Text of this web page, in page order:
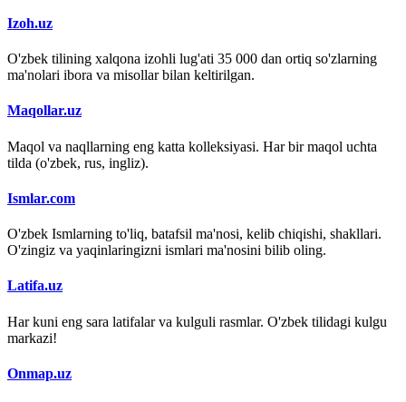
Izoh.uz
O'zbek tilining xalqona izohli lug'ati 35 000 dan ortiq so'zlarning
ma'nolari ibora va misollar bilan keltirilgan.
Maqollar.uz
Maqol va naqllarning eng katta kolleksiyasi. Har bir maqol uchta
tilda (o'zbek, rus, ingliz).
Ismlar.com
O'zbek Ismlarning to'liq, batafsil ma'nosi, kelib chiqishi, shakllari.
O'zingiz va yaqinlaringizni ismlari ma'nosini bilib oling.
Latifa.uz
Har kuni eng sara latifalar va kulguli rasmlar. O'zbek tilidagi kulgu
markazi!
Onmap.uz